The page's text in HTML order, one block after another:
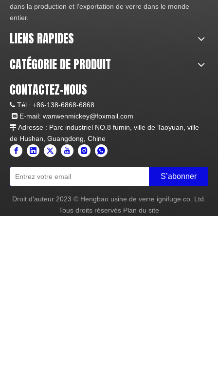
dans la production et l'exportation de verre dans le monde
entier.
LIENS RAPIDES
CATÉGORIE DE PRODUIT
CONTACTEZ-NOUS
 Tél : +86-138-6868-6868
 E-mail: wanwenmickey@foxmail.com
 Adresse : Parc industriel NO.8 fumin, ville de Taoyuan, ville
de Hushan, Guangdong, Chine
S’abonner
Droit d'auteur 2023 © Hengbao usine de verre ignifuge co. Ltd.
Tous droits réservés Plan du site